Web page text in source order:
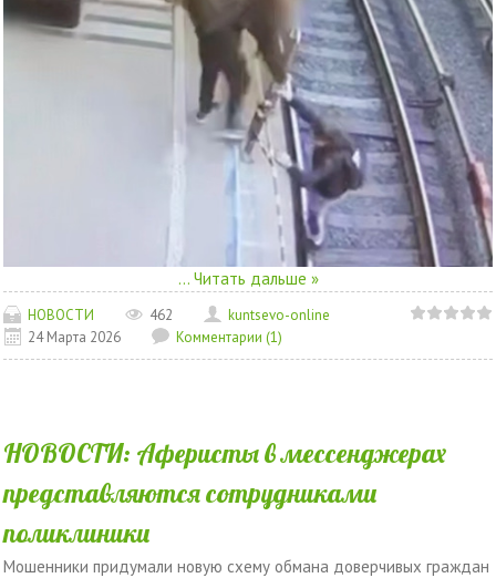
... Читать дальше »
НОВОСТИ 462
kuntsevo-online
24 Марта 2026
Комментарии (1)
НОВОСТИ: Аферисты в мессенджерах
представляются сотрудниками
поликлиники
Мошенники придумали новую схему обмана доверчивых граждан